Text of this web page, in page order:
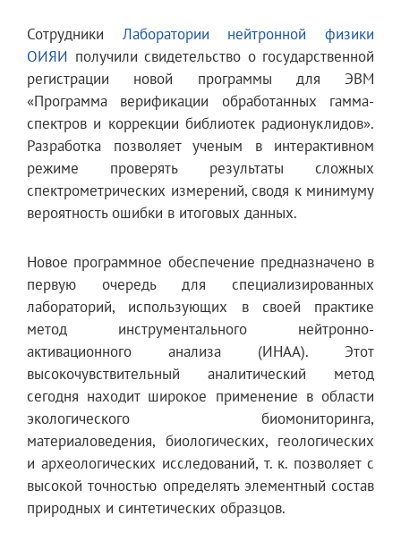
Сотрудники
Лаборатории нейтронной физики
ОИЯИ получили свидетельство о государственной
регистрации новой программы для ЭВМ
«Программа верификации обработанных гамма-
спектров и коррекции библиотек радионуклидов».
Разработка позволяет ученым в интерактивном
режиме проверять результаты сложных
спектрометрических измерений, сводя к минимуму
вероятность ошибки в итоговых данных.
Новое программное обеспечение предназначено в
первую очередь для специализированных
лабораторий, использующих в своей практике
метод инструментального нейтронно-
активационного анализа (ИНАА). Этот
высокочувствительный аналитический метод
сегодня находит широкое применение в области
экологического биомониторинга,
материаловедения, биологических, геологических
и археологических исследований, т. к. позволяет с
высокой точностью определять элементный состав
природных и синтетических образцов.